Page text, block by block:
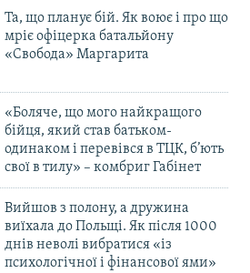
Та, що планує бій. Як воює і про що
мріє офіцерка батальйону
«Свобода» Маргарита
«Боляче, що мого найкращого
бійця, який став батьком-
одинаком і перевівся в ТЦК, б’ють
свої в тилу» – комбриг Габінет
Вийшов з полону, а дружина
виїхала до Польщі. Як після 1000
днів неволі вибратися «із
психологічної і фінансової ями»